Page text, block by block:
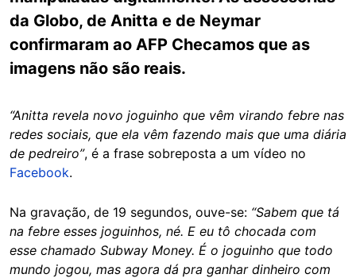
da Globo, de Anitta e de Neymar
confirmaram ao AFP Checamos que as
imagens não são reais.
“Anitta revela novo joguinho que vêm virando febre nas
redes sociais, que ela vêm fazendo mais que uma diária
de pedreiro”, é a frase sobreposta a um vídeo no
Facebook.
Na gravação, de 19 segundos, ouve-se: “Sabem que tá
na febre esses joguinhos, né. E eu tô chocada com
esse chamado Subway Money. É o joguinho que todo
mundo jogou, mas agora dá pra ganhar dinheiro com